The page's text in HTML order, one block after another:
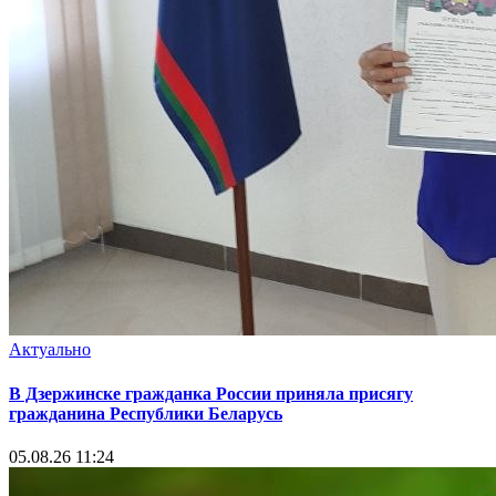
Актуально
В Дзержинске гражданка России приняла присягу
гражданина Республики Беларусь
05.08.26 11:24